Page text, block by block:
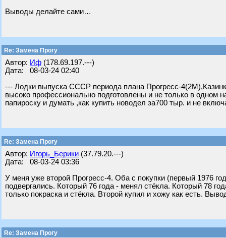
Выводы делайте сами…
Re: Замена Прогу
Автор: Иф (178.69.197.---)
Дата: 08-03-24 02:40
--- Лодки выпуска СССР периода плана Прогресс-
высоко профессионально подготовлены и не только в одном
папироску и думать ,как купить новодел за700 тыр. и не
Re: Замена Прогу
Автор: Игорь_Берики (37.79.20.---)
Дата: 08-03-24 03:36
У меня уже второй Прогресс-4. Оба с покупки (первый 1976
подвергались. Который 76 года - менял стёкла. Который 78
только покраска и стёкла. Второй купил и хожу как есть.
Re: Замена Прогу